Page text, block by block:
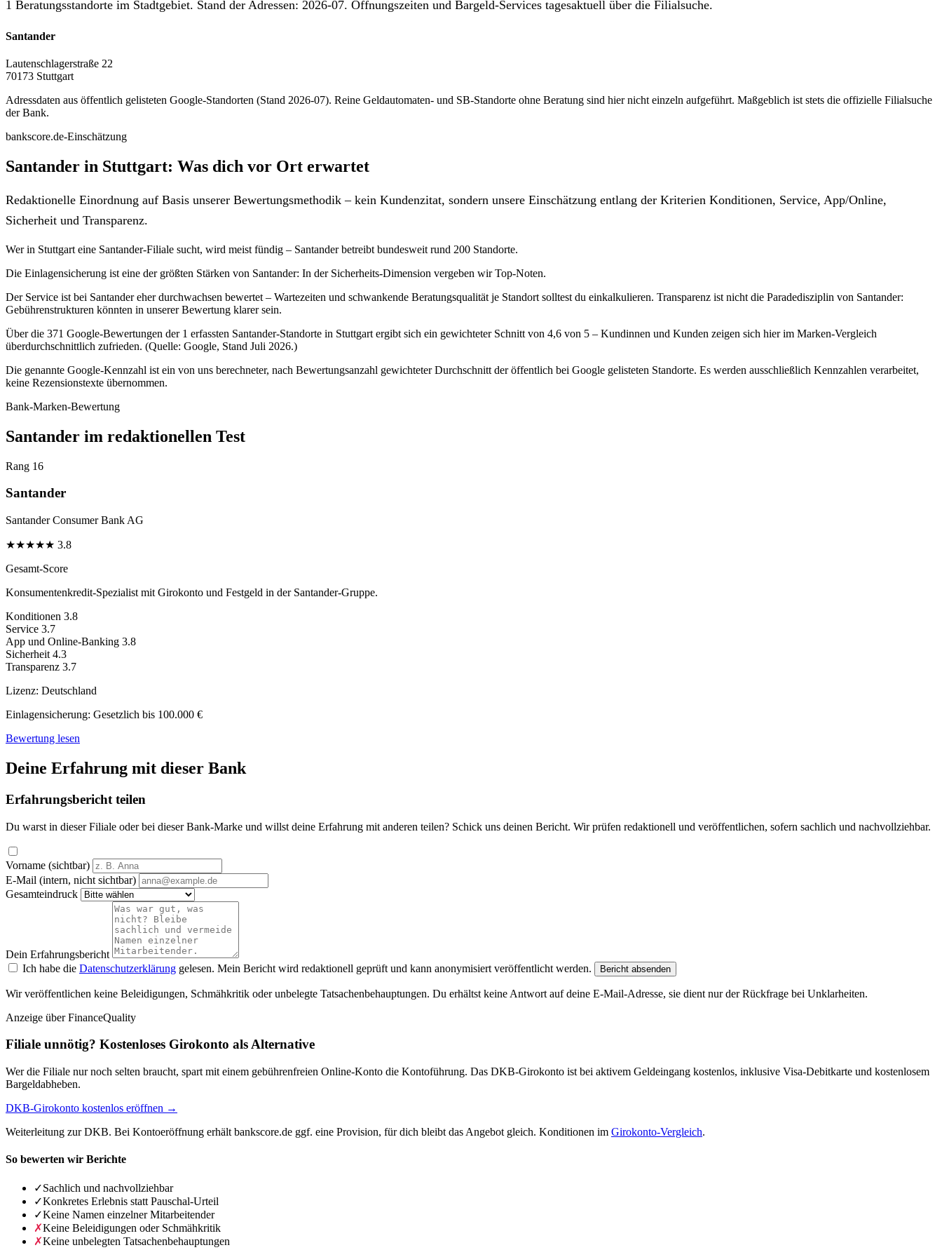
1 Beratungsstandorte im Stadtgebiet. Stand der Adressen: 2026-07. Öffnungszeiten und Bargeld-Services tagesaktuell über die Filialsuche.
Santander
Lautenschlagerstraße 22
70173 Stuttgart
Adressdaten aus öffentlich gelisteten Google-Standorten (Stand 2026-07). Reine Geldautomaten- und SB-Standorte ohne Beratung sind hier nicht einzeln aufgeführt. Maßgeblich ist stets die offizielle Filialsuche
der Bank.
bankscore.de-Einschätzung
Santander in Stuttgart: Was dich vor Ort erwartet
Redaktionelle Einordnung auf Basis unserer Bewertungsmethodik – kein Kundenzitat, sondern unsere Einschätzung entlang der Kriterien Konditionen, Service, App/Online,
Sicherheit und Transparenz.
Wer in Stuttgart eine Santander-Filiale sucht, wird meist fündig – Santander betreibt bundesweit rund 200 Standorte.
Die Einlagensicherung ist eine der größten Stärken von Santander: In der Sicherheits-Dimension vergeben wir Top-Noten.
Der Service ist bei Santander eher durchwachsen bewertet – Wartezeiten und schwankende Beratungsqualität je Standort solltest du einkalkulieren. Transparenz ist nicht die Paradedisziplin von Santander:
Gebührenstrukturen könnten in unserer Bewertung klarer sein.
Über die 371 Google-Bewertungen der 1 erfassten Santander-Standorte in Stuttgart ergibt sich ein gewichteter Schnitt von 4,6 von 5 – Kundinnen und Kunden zeigen sich hier im Marken-Vergleich
überdurchschnittlich zufrieden. (Quelle: Google, Stand Juli 2026.)
Die genannte Google-Kennzahl ist ein von uns berechneter, nach Bewertungsanzahl gewichteter Durchschnitt der öffentlich bei Google gelisteten Standorte. Es werden ausschließlich Kennzahlen verarbeitet,
keine Rezensionstexte übernommen.
Bank-Marken-Bewertung
Santander im redaktionellen Test
Rang 16
Santander
Santander Consumer Bank AG
★★★★★ 3.8
Gesamt-Score
Konsumentenkredit-Spezialist mit Girokonto und Festgeld in der Santander-Gruppe.
Konditionen 3.8
Service 3.7
App und Online-Banking 3.8
Sicherheit 4.3
Transparenz 3.7
Lizenz: Deutschland
Einlagensicherung: Gesetzlich bis 100.000 €
Bewertung lesen
Deine Erfahrung mit dieser Bank
Erfahrungsbericht teilen
Du warst in dieser Filiale oder bei dieser Bank-Marke und willst deine Erfahrung mit anderen teilen? Schick uns deinen Bericht. Wir prüfen redaktionell und veröffentlichen, sofern sachlich und nachvollziehbar.
Vorname (sichtbar)
E-Mail (intern, nicht sichtbar)
Gesamteindruck
Dein Erfahrungsbericht
Ich habe die Datenschutzerklärung gelesen. Mein Bericht wird redaktionell geprüft und kann anonymisiert veröffentlicht werden. Bericht absenden
Wir veröffentlichen keine Beleidigungen, Schmähkritik oder unbelegte Tatsachenbehauptungen. Du erhältst keine Antwort auf deine E-Mail-Adresse, sie dient nur der Rückfrage bei Unklarheiten.
Anzeige über FinanceQuality
Filiale unnötig? Kostenloses Girokonto als Alternative
Wer die Filiale nur noch selten braucht, spart mit einem gebührenfreien Online-Konto die Kontoführung. Das DKB-Girokonto ist bei aktivem Geldeingang kostenlos, inklusive Visa-Debitkarte und kostenlosem
Bargeldabheben.
DKB-Girokonto kostenlos eröffnen →
Weiterleitung zur DKB. Bei Kontoeröffnung erhält bankscore.de ggf. eine Provision, für dich bleibt das Angebot gleich. Konditionen im Girokonto-Vergleich.
So bewerten wir Berichte
✓Sachlich und nachvollziehbar
✓Konkretes Erlebnis statt Pauschal-Urteil
✓Keine Namen einzelner Mitarbeitender
✗Keine Beleidigungen oder Schmähkritik
✗Keine unbelegten Tatsachenbehauptungen